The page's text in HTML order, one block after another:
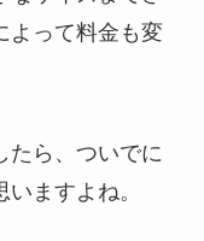
よって料金も変
たら、ついでに
ますよね。